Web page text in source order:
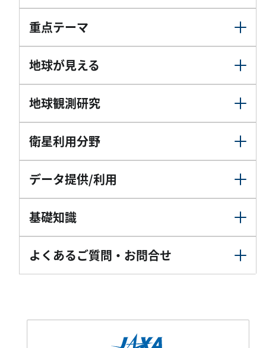
重点テーマ
地球が見える
地球観測研究
衛星利用分野
データ提供/利用
基礎知識
よくあるご質問・お問合せ